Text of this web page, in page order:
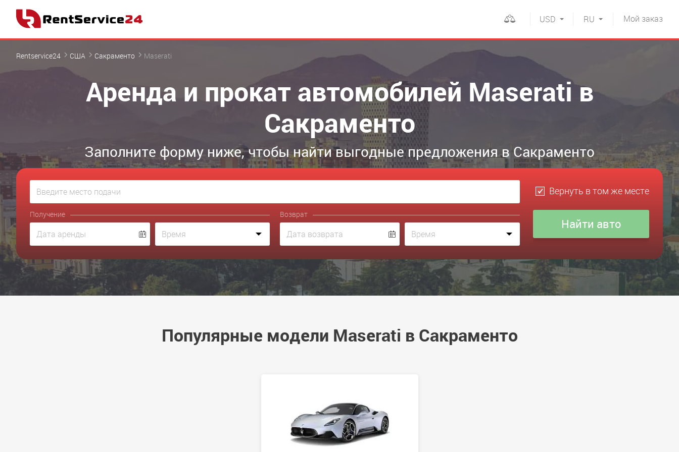
Мой заказ
RU
USD
Rentservice24 США Сакраменто Maserati
Аренда и прокат автомобилей Maserati в
Сакраменто
Заполните форму ниже, чтобы найти выгодные предложения в Сакраменто
Вернуть в том же месте
Получение Возврат
Популярные модели Maserati в Сакраменто